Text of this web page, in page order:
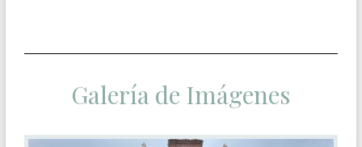
Galería de Imágenes